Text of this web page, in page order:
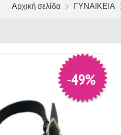
Αρχική σελίδα ΓΥΝΑΙΚΕΙΑ
-49%